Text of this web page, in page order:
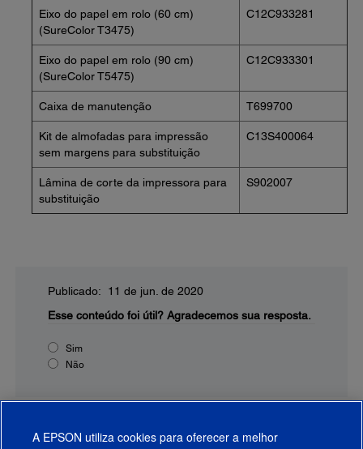
Eixo do papel em rolo (60 cm)
(SureColor T3475)
C12C933281
Eixo do papel em rolo (90 cm)
(SureColor T5475)
C12C933301
Caixa de manutenção T699700
Kit de almofadas para impressão
sem margens para substituição
C13S400064
Lâmina de corte da impressora para
substituição
S902007
Publicado: 11 de jun. de 2020
Esse conteúdo foi útil? Agradecemos sua resposta.
Sim
Não
A EPSON utiliza cookies para oferecer a melhor